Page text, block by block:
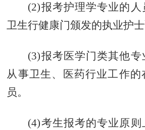
(2)报考护理学专业的
卫生行健康门颁发的执业护士
(3)报考医学门类其他
从事卫生、医药行业工作的
员。
(4)考生报考的专业原